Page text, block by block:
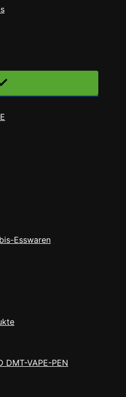
Esswaren
DMT-VAPE-PEN